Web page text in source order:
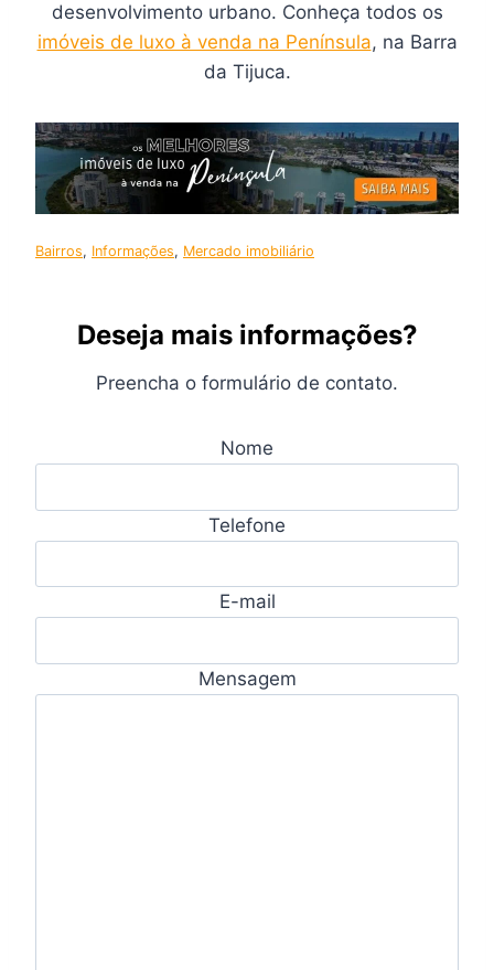
desenvolvimento urbano. Conheça todos os
imóveis de luxo à venda na Península, na Barra
da Tijuca.
Bairros, Informações, Mercado imobiliário
Deseja mais informações?
Preencha o formulário de contato.
Nome
Telefone
E-mail
Mensagem